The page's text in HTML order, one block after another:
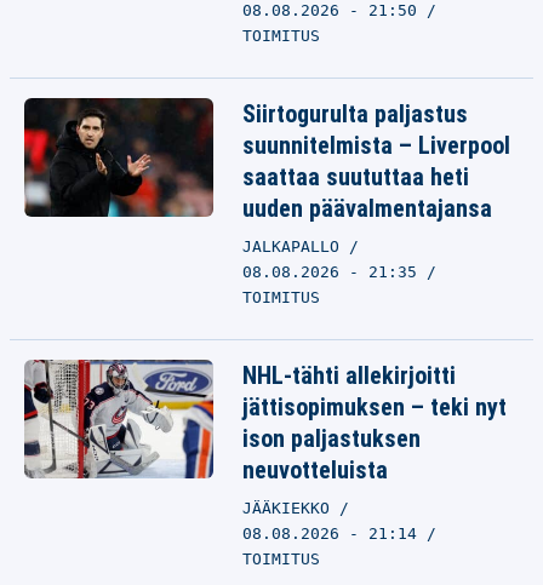
08.08.2026 - 21:50
TOIMITUS
Siirtogurulta paljastus
suunnitelmista – Liverpool
saattaa suututtaa heti
uuden päävalmentajansa
JALKAPALLO
08.08.2026 - 21:35
TOIMITUS
NHL-tähti allekirjoitti
jättisopimuksen – teki nyt
ison paljastuksen
neuvotteluista
JÄÄKIEKKO
08.08.2026 - 21:14
TOIMITUS